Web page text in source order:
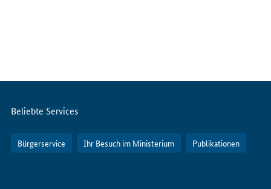
Servicemenü
Beliebte Services
Bürgerservice Ihr Besuch im Ministerium Publikationen